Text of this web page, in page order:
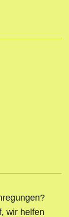
wir helfen